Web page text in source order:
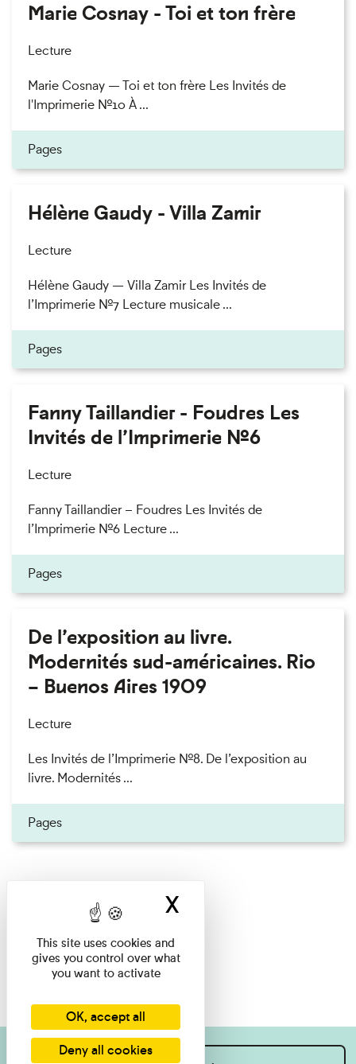
Marie Cosnay - Toi et ton frère
Lecture
Marie Cosnay — Toi et ton frère Les Invités de
l'Imprimerie n°10 À ...
Pages
Hélène Gaudy - Villa Zamir
Lecture
Hélène Gaudy — Villa Zamir Les Invités de
l’Imprimerie n°7 Lecture musicale ...
Pages
Fanny Taillandier - Foudres Les
Invités de l’Imprimerie n°6
Lecture
Fanny Taillandier – Foudres Les Invités de
l’Imprimerie n°6 Lecture ...
Pages
De l’exposition au livre.
Modernités sud-américaines. Rio
– Buenos Aires 1909
Lecture
Les Invités de l’Imprimerie n°8. De l’exposition au
livre. Modernités ...
Pages
This site uses cookies and
gives you control over what
you want to activate
OK, accept all
Deny all cookies
X